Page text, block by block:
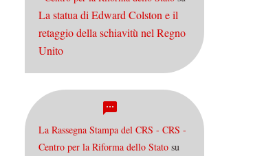
La statua di Edward Colston e il
retaggio della schiavitù nel Regno
Unito
La Rassegna Stampa del CRS - CRS -
Centro per la Riforma dello Stato su